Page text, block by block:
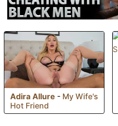
Adira Allure - My Wife's
Hot Friend